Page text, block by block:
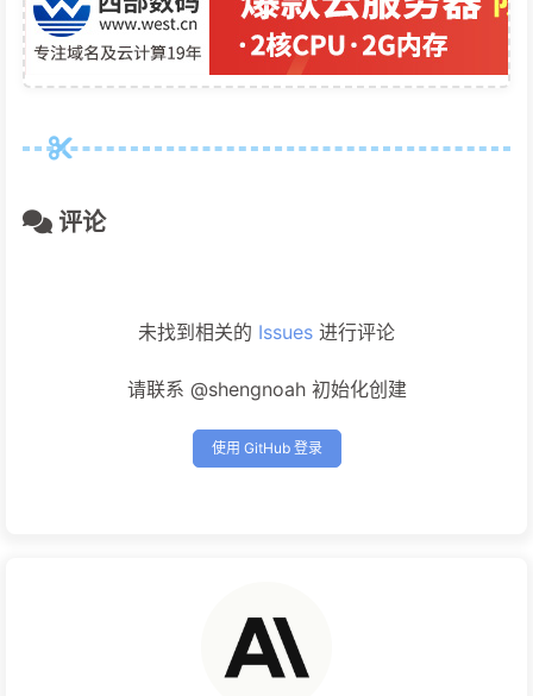
评论
未找到相关的 Issues 进行评论
请联系 @shengnoah 初始化创建
使用 GitHub 登录